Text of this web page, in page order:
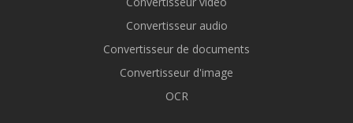
Convertisseur audio
Convertisseur de documents
Convertisseur d'image
OCR